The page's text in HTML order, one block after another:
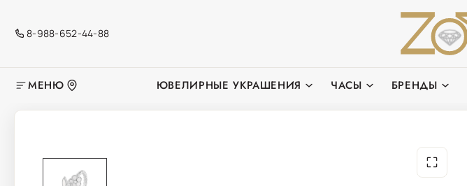
8-988-652-44-88
МЕНЮ ЮВЕЛИРНЫЕ УКРАШЕНИЯ ЧАСЫ БРЕНДЫ